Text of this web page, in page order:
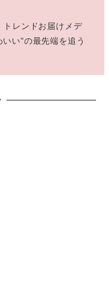
トレンドお届けメデ
い"の最先端を追う